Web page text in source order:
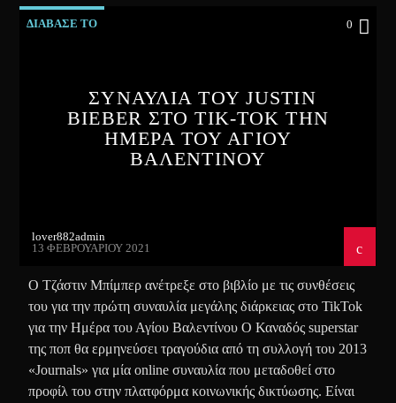
ΔΙΑΒΑΣΕ ΤΟ 0
ΣΥΝΑΥΛΙΑ ΤΟΥ JUSTIN
BIEBER ΣΤΟ TIK-TOK ΤΗΝ
ΗΜΕΡΑ ΤΟΥ ΑΓΙΟΥ
ΒΑΛΕΝΤΙΝΟΥ
lover882admin
13 ΦΕΒΡΟΥΑΡΊΟΥ 2021
Ο Τζάστιν Μπίμπερ ανέτρεξε στο βιβλίο με τις συνθέσεις
του για την πρώτη συναυλία μεγάλης διάρκειας στο TikTok
για την Ημέρα του Αγίου Βαλεντίνου Ο Καναδός superstar
της ποπ θα ερμηνεύσει τραγούδια από τη συλλογή του 2013
«Journals» για μία online συναυλία που μεταδοθεί στο
προφίλ του στην πλατφόρμα κοινωνικής δικτύωσης. Είναι